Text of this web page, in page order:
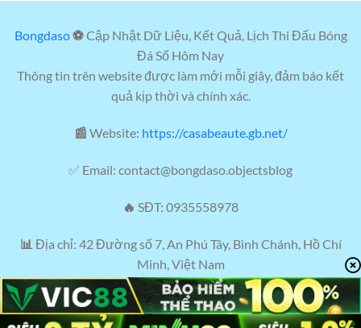
Bongdaso⚽Cập Nhật Dữ Liệu, Kết Quả, Lịch Thi Đấu Bóng
Đá Số Hôm Nay
Thông tin trên website được làm mới mỗi giây, đảm báo kết
quả kịp thời và chính xác.
📰 Website: https://casabeaute.gb.net/
✅ Email: contact@bongdaso.objectsblog
🔥 SĐT: 0935558978
📊 Địa chỉ: 42 Đường số 7, An Phú Tây, Bình Chánh, Hồ Chí
Minh, Việt Nam
Hastag: #bongdaso #bongdasoobjectsblog #bongda
#thethao